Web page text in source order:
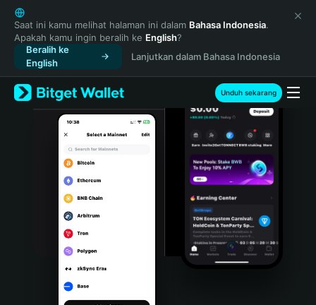
English
日本語
Tiếng Việt
Русский
Español (Latinoamérica)
Türkçe
Italiano
Português (Portugal)
Bahasa Indonesia
Português (Brasil)
Saat ini kamu melihat halaman ini dalam Bahasa Indonesia.
Apakah kamu ingin beralih ke English?
Beralih ke
English
Lanjutkan dalam Bahasa Indonesia
Unduh sekarang